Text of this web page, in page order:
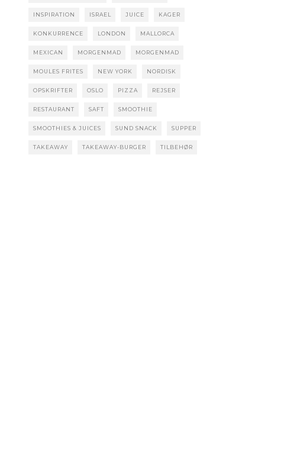
INSPIRATION ISRAEL JUICE KAGER
KONKURRENCE LONDON MALLORCA
MEXICAN MORGENMAD MORGENMAD
MOULES FRITES NEW YORK NORDISK
OPSKRIFTER OSLO PIZZA REJSER
RESTAURANT SAFT SMOOTHIE
SMOOTHIES & JUICES SUND SNACK SUPPER
TAKEAWAY TAKEAWAY-BURGER TILBEHØR